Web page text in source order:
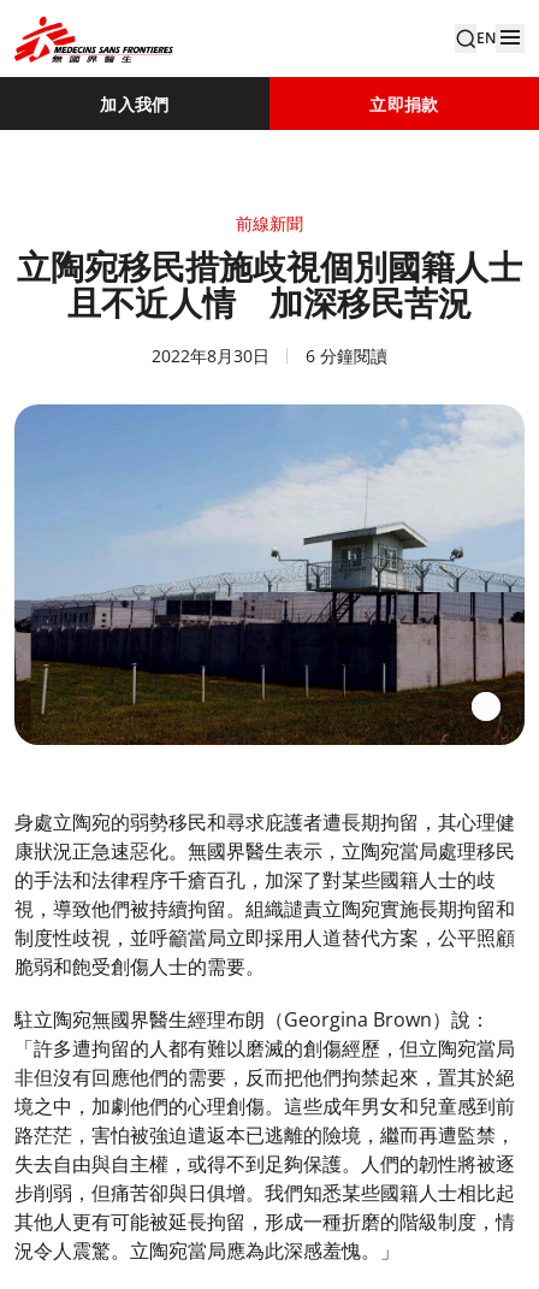
EN
加入我們 立即捐款
前線新聞
立陶宛移民措施歧視個別國籍人士
且不近人情 加深移民苦況
2022年8月30日 6 分鐘閱讀
身處立陶宛的弱勢移民和尋求庇護者遭長期拘留，其心理健
康狀況正急速惡化。無國界醫生表示，立陶宛當局處理移民
的手法和法律程序千瘡百孔，加深了對某些國籍人士的歧
視，導致他們被持續拘留。組織譴責立陶宛實施長期拘留和
制度性歧視，並呼籲當局立即採用人道替代方案，公平照顧
脆弱和飽受創傷人士的需要。
駐立陶宛無國界醫生經理布朗（Georgina Brown）說：
「許多遭拘留的人都有難以磨滅的創傷經歷，但立陶宛當局
非但沒有回應他們的需要，反而把他們拘禁起來，置其於絕
境之中，加劇他們的心理創傷。這些成年男女和兒童感到前
路茫茫，害怕被強迫遣返本已逃離的險境，繼而再遭監禁，
失去自由與自主權，或得不到足夠保護。人們的韌性將被逐
步削弱，但痛苦卻與日俱增。我們知悉某些國籍人士相比起
其他人更有可能被延長拘留，形成一種折磨的階級制度，情
況令人震驚。立陶宛當局應為此深感羞愧。」